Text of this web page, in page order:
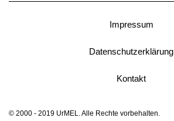
Impressum
Datenschutzerklärung
Kontakt
© 2000 - 2019 UrMEL. Alle Rechte vorbehalten.